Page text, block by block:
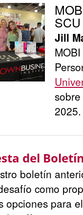
SCU
Jill
2025.
del
boletín
como
opciones para